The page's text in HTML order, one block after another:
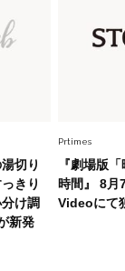
2026.5.29
代の「メガネ＆サン
り！“黒ぶち以外”
切り
きり
け調
新発
Prtimes
『劇場版
時間』 8月
Videoにて